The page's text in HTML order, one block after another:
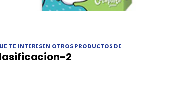
TE INTERESEN OTROS PRODUCTOS DE
2